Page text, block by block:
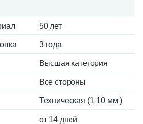
50 лет
3 года
Высшая категория
Все стороны
Техническая (1-10 мм.)
от 14 дней